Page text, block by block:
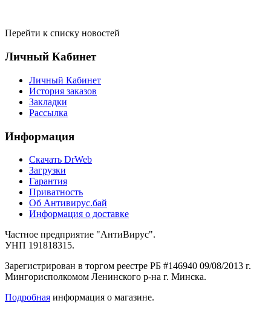
Перейти к списку новостей
Личный Кабинет
Личный Кабинет
История заказов
Закладки
Рассылка
Информация
Cкачать DrWeb
Загрузки
Гарантия
Приватность
Об Антивирус.бай
Информация о доставке
Частное предприятие "АнтиВирус".
УНП 191818315.
Зарегистрирован в торгом реестре РБ #146940 09/08/2013 г.
Мингорисполкомом Ленинского р-на г. Минска.
Подробная информация о магазине.